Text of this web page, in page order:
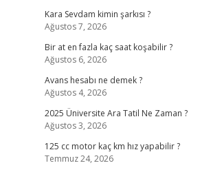
Kara Sevdam kimin şarkısı ?
Ağustos 7, 2026
Bir at en fazla kaç saat koşabilir ?
Ağustos 6, 2026
Avans hesabı ne demek ?
Ağustos 4, 2026
2025 Üniversite Ara Tatil Ne Zaman ?
Ağustos 3, 2026
125 cc motor kaç km hız yapabilir ?
Temmuz 24, 2026